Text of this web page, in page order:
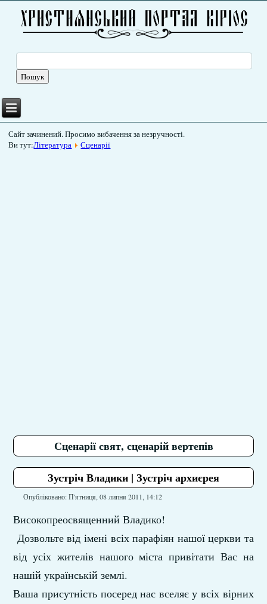
Сайт зачинений. Просимо вибачення за незручності.
Ви тут:Література Сценарії
Сценарії свят, сценарій вертепів
Зустріч Владики | Зустріч архиєрея
Опубліковано: П'ятниця, 08 липня 2011, 14:12
Високопреосвященний Владико!
Дозвольте від імені всіх парафіян нашої церкви та
від усіх жителів нашого міста привітати Вас на
нашій українській землі.
Ваша присутність посеред нас вселяє у всіх вірних